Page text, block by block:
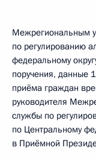
Межрегиональным
по регулированию
федеральному
поручения, данные
приёма граждан
руководителя
службы по
по Центральному
в Приёмной